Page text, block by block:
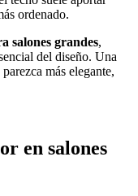
ordenado.
salones grandes,
del diseño. Una
más elegante,
en salones